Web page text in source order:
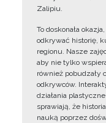
Zalipiu.
To doskonała
odkrywać historię,
regionu. Nasze
aby nie tylko
również pobudzały
odkrywców.
działania
sprawiają, że
nauką poprzez